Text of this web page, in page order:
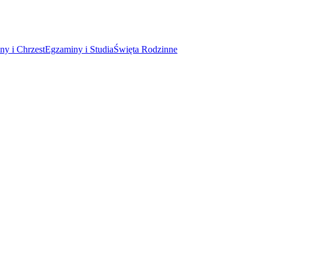
i ChrzestEgzaminy i StudiaŚwięta Rodzinne